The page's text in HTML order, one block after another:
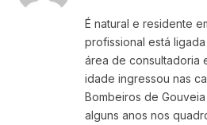
É natural e residente
profissional está
área de consultadoria
idade ingressou nas
Bombeiros de
alguns anos nos